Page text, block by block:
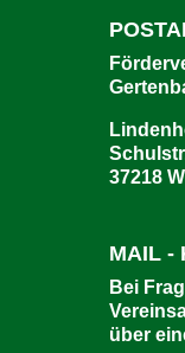
37218
MAIL -
Bei
über